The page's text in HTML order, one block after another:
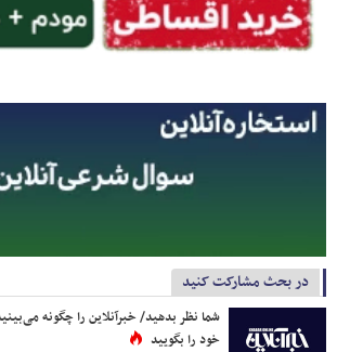
در بحث مشارکت کنید
شما نظر بدهید/ خبرآنلاین را چگونه
خود را بگویید